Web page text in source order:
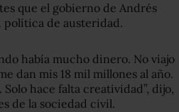
que el gobierno de Andrés
política de austeridad.
había mucho dinero. No viajo
dan mis 18 mil millones al año.
hace falta creatividad”, dijo,
de la sociedad civil.